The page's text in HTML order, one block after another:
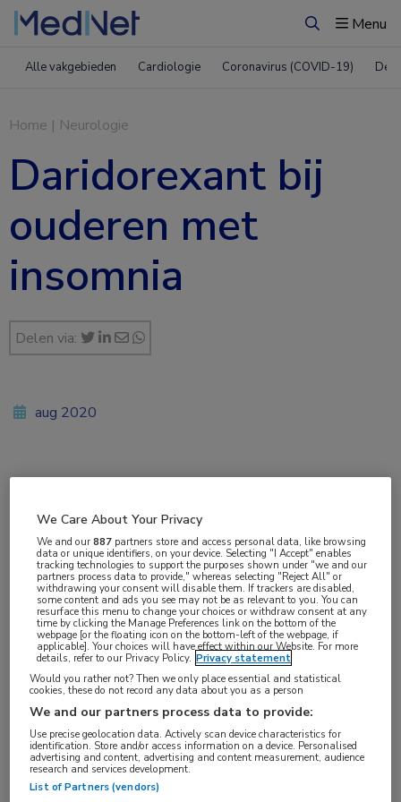
ZoekenMenu
Alle vakgebieden Cardiologie Coronavirus (COVID-19)
Home | Neurologie
Daridorexant bij
ouderen met
insomnia
Delen via:
De duale orexinereceptorantagonist daridorexant
wordt goed verdragen door ouderen met
insomnia, zo concluderen onderzoekers uit
Duitsland en de Verenigde Staten in
aug 2020
Neurologie
Aandachtsgebieden:
Ouderen
Tags:
daridorexant ,insomnie,orexine,slaap
We Care About Your Privacy
We and our887 partners store and access personal data, like browsing
data or unique identifiers, on your device. Selecting "I Accept" enables
tracking technologies to support the purposes shown under "we and our
partners process data to provide," whereas selecting "Reject All" or
withdrawing your consent will disable them. If trackers are disabled,
some content and ads you see may not be as relevant to you. You can
resurface this menu to change your choices or withdraw consent at any
time by clicking the Manage Preferences link on the bottom of the
webpage [or the floating icon on the bottom-left of the webpage, if
applicable]. Your choices will have effect within our Website. For more
details, refer to our Privacy Policy. Privacy statement
Would you rather not? Then we only place essential and statistical
cookies, these do not record any data about you as a person
We and our partners process data to provide:
Use precise geolocation data. Actively scan device characteristics for
identification. Store and/or access information on a device. Personalised
advertising and content, advertising and content measurement, audience
research and services development.
List of Partners (vendors)